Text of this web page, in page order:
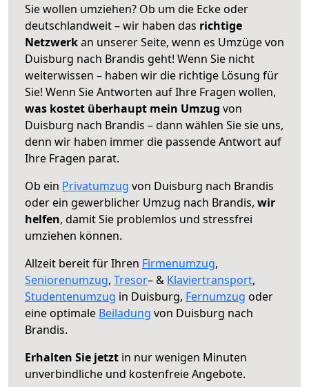
Sie wollen umziehen? Ob um die Ecke oder
deutschlandweit – wir haben das richtige
Netzwerkan unserer Seite, wenn es Umzüge von
Duisburg nach Brandis geht! Wenn Sie nicht
weiterwissen – haben wir die richtige Lösung für
Sie! Wenn Sie Antworten auf Ihre Fragen wollen,
was kostet überhaupt mein Umzug von
Duisburg nach Brandis – dann wählen Sie sie uns,
denn wir haben immer die passende Antwort auf
Ihre Fragen parat.
Ob ein Privatumzug von Duisburg nach Brandis
oder ein gewerblicher Umzug nach Brandis, wir
helfen, damit Sie problemlos und stressfrei
umziehen können.
Allzeit bereit für Ihren Firmenumzug,
Seniorenumzug, Tresor– & Klaviertransport,
Studentenumzug in Duisburg, Fernumzug oder
eine optimale Beiladung von Duisburg nach
Brandis.
Erhalten Sie jetzt in nur wenigen Minuten
unverbindliche und kostenfreie Angebote.